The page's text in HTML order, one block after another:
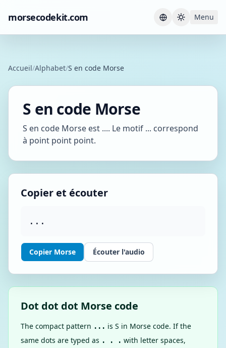
morsecodekit.com Current
Menu
Accueil/Alphabet/S en code Morse
S en code Morse
S en code Morse est .... Le motif ... correspond
à point point point.
Copier et écouter
...
Copier Morse Écouter l'audio
Dot dot dot Morse code
The compact pattern ... is S in Morse code. If the
same dots are typed as . . . with letter spaces,